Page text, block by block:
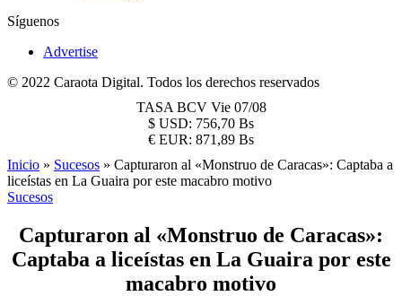
Síguenos
Advertise
© 2022 Caraota Digital. Todos los derechos reservados
TASA BCV Vie 07/08
$ USD: 756,70 Bs
€ EUR: 871,89 Bs
Inicio » Sucesos » Capturaron al «Monstruo de Caracas»: Captaba a
liceístas en La Guaira por este macabro motivo
Sucesos
Capturaron al «Monstruo de Caracas»:
Captaba a liceístas en La Guaira por este
macabro motivo